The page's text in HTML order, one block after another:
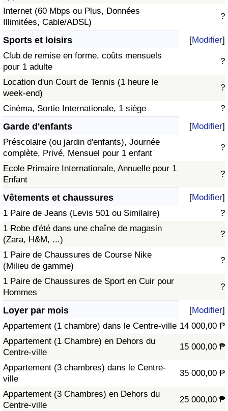
Internet (60 Mbps ou Plus, Données
Illimitées, Cable/ADSL)
?
Sports et loisirs [Modifier]
Club de remise en forme, coûts mensuels
pour 1 adulte
?
Location d'un Court de Tennis (1 heure le
week-end)
?
Cinéma, Sortie Internationale, 1 siège ?
Garde d'enfants [Modifier]
Préscolaire (ou jardin d'enfants), Journée
complète, Privé, Mensuel pour 1 enfant
?
Ecole Primaire Internationale, Annuelle pour 1
Enfant
?
Vêtements et chaussures [Modifier]
1 Paire de Jeans (Levis 501 ou Similaire)
?
1 Robe d'été dans une chaîne de magasin
(Zara, H&M, ...)
?
1 Paire de Chaussures de Course Nike
(Milieu de gamme)
?
1 Paire de Chaussures de Sport en Cuir pour
Hommes
?
Loyer par mois [Modifier]
Appartement (1 chambre) dans le Centre-ville 14 000,00 ₱
Appartement (1 Chambre) en Dehors du
Centre-ville
15 000,00 ₱
Appartement (3 chambres) dans le Centre-
ville
35 000,00 ₱
Appartement (3 Chambres) en Dehors du
Centre-ville
25 000,00 ₱